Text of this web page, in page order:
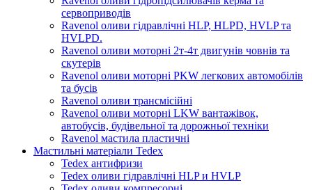
сервоприводів
Ravenol оливи гідравлічні HLP, HLPD, HVLP та
HVLPD.
Ravenol оливи моторні 2т-4т двигунів човнів та
скутерів
Ravenol оливи моторні PKW легкових автомобілів
та бусів
Ravenol оливи трансмісійні
Ravenol оливи моторні LKW вантажівок,
автобусів, будівельної та дорожньої техніки
Ravenol мастила пластичні
Мастильні матеріали Tedex
Tedex антифризи
Tedex оливи гідравлічні HLP и HVLP